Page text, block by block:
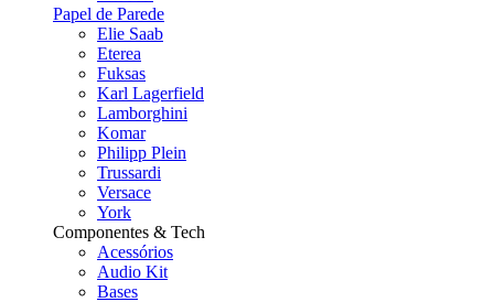
Papel de Parede
Elie Saab
Eterea
Fuksas
Karl Lagerfield
Lamborghini
Komar
Philipp Plein
Trussardi
Versace
York
Componentes & Tech
Acessórios
Audio Kit
Bases